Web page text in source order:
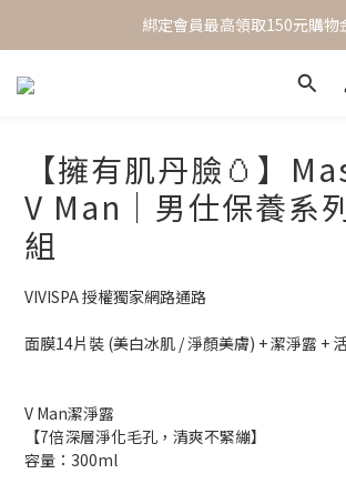
One Day One Masking  極簡保養｜
綁定會員最高領取150元購物
One Day One Masking  極簡保養
【擁有肌丹臉🥚】
V Man｜男仕保養系
組
VIVISPA 授權獨家網路通路
面膜14片裝 (美白冰肌 / 淨顏美膚) + 潔淨露 +
V Man潔淨露
【7倍深層淨化毛孔，清爽不緊繃】
容量：300ml